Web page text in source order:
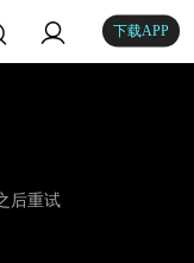
下载APP
后重试